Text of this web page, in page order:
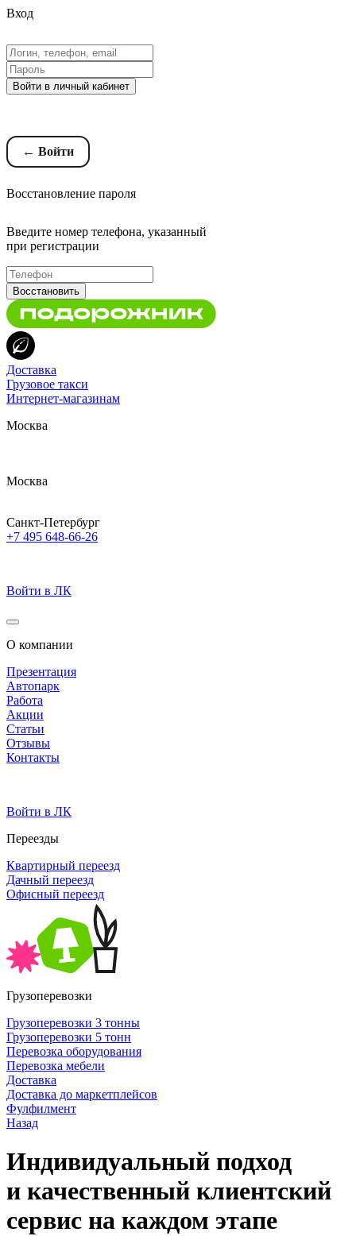
Вход
Войти в личный кабинет
← Войти
Восстановление пароля
Введите номер телефона, указанный
при регистрации
Восстановить
Доставка
Грузовое такси
Интернет-магазинам
Москва
Москва
Санкт-Петербург
+7 495 648-66-26
Войти в ЛК
О компании
Презентация
Автопарк
Работа
Акции
Статьи
Отзывы
Контакты
Войти в ЛК
Переезды
Квартирный переезд
Дачный переезд
Офисный переезд
Грузоперевозки
Грузоперевозки 3 тонны
Грузоперевозки 5 тонн
Перевозка оборудования
Перевозка мебели
Доставка
Доставка до маркетплейсов
Фулфилмент
Назад
Индивидуальный подход
и качественный клиентский
сервис на каждом этапе